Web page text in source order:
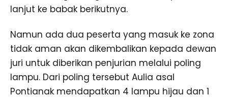
lanjut ke babak berikutnya.
Namun ada dua peserta yang masuk ke zona
tidak aman akan dikembalikan kepada dewan
juri untuk diberikan penjurian melalui poling
lampu. Dari poling tersebut Aulia asal
Pontianak mendapatkan 4 lampu hijau dan 1